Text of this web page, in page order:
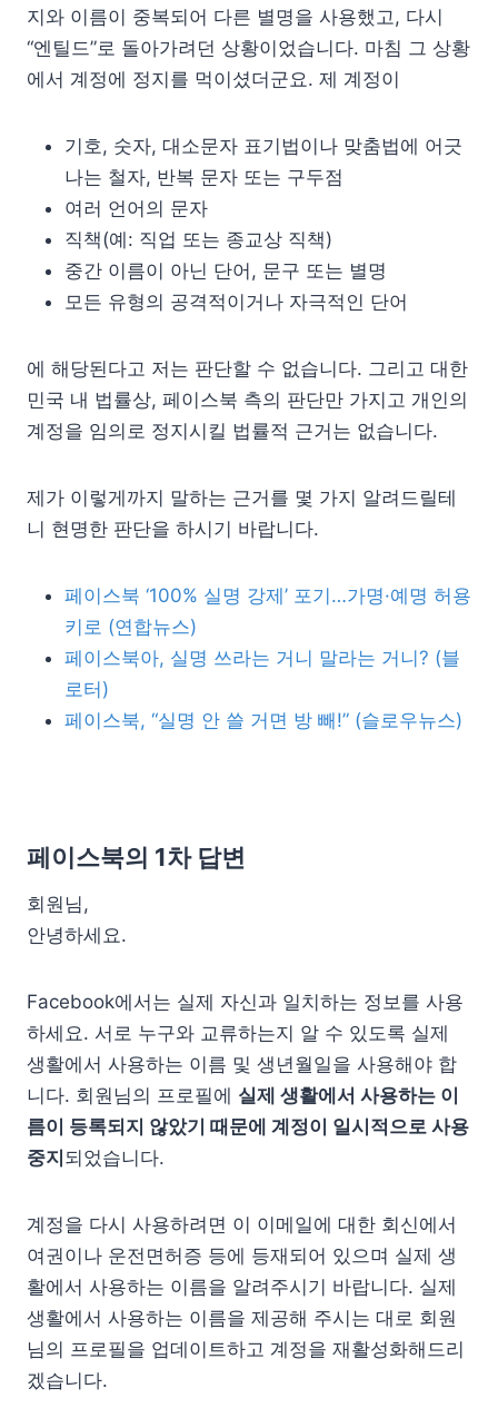
지와 이름이 중복되어 다른 별명을 사용했고, 다시
“엔틸드”로 돌아가려던 상황이었습니다. 마침 그 상황
에서 계정에 정지를 먹이셨더군요. 제 계정이
기호, 숫자, 대소문자 표기법이나 맞춤법에 어긋
나는 철자, 반복 문자 또는 구두점
여러 언어의 문자
직책(예: 직업 또는 종교상 직책)
중간 이름이 아닌 단어, 문구 또는 별명
모든 유형의 공격적이거나 자극적인 단어
에 해당된다고 저는 판단할 수 없습니다. 그리고 대한
민국 내 법률상, 페이스북 측의 판단만 가지고 개인의
계정을 임의로 정지시킬 법률적 근거는 없습니다.
제가 이렇게까지 말하는 근거를 몇 가지 알려드릴테
니 현명한 판단을 하시기 바랍니다.
페이스북 ‘100% 실명 강제’ 포기…가명·예명 허용
키로 (연합뉴스)
페이스북아, 실명 쓰라는 거니 말라는 거니? (블
로터)
페이스북, “실명 안 쓸 거면 방 빼!” (슬로우뉴스)
페이스북의 1차 답변
회원님,
안녕하세요.
Facebook에서는 실제 자신과 일치하는 정보를 사용
하세요. 서로 누구와 교류하는지 알 수 있도록 실제
생활에서 사용하는 이름 및 생년월일을 사용해야 합
니다. 회원님의 프로필에 실제 생활에서 사용하는 이
름이 등록되지 않았기 때문에 계정이 일시적으로 사용
중지되었습니다.
계정을 다시 사용하려면 이 이메일에 대한 회신에서
여권이나 운전면허증 등에 등재되어 있으며 실제 생
활에서 사용하는 이름을 알려주시기 바랍니다. 실제
생활에서 사용하는 이름을 제공해 주시는 대로 회원
님의 프로필을 업데이트하고 계정을 재활성화해드리
겠습니다.